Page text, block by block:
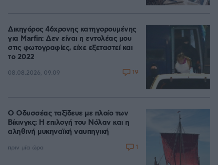
Δικηγόρος 46χρονης κατηγορουμένης
για Marfin: Δεν είναι η εντολέας μου
στις φωτογραφίες, είχε εξεταστεί και
το 2022
08.08.2026, 09:09 19
Ο Οδυσσέας ταξίδευε με πλοίο των
Βίκινγκς; Η επιλογή του Νόλαν και η
αληθινή μυκηναϊκή ναυπηγική
πριν μία ώρα 1